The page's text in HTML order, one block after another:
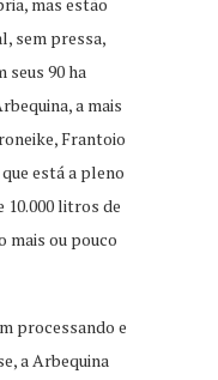
sem pressa,
seus 90 ha
a mais
Frantoio
está a pleno
10.000 litros de
mais ou pouco
processando e
a Arbequina